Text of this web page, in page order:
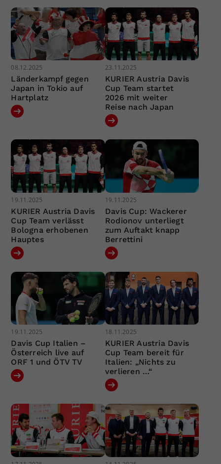
08.12.2025
Länderkampf gegen
Japan in Tokio auf
Hartplatz
23.11.2025
KURIER Austria Davis
Cup Team startet
2026 mit weiter
Reise nach Japan
19.11.2025
KURIER Austria Davis
Cup Team verlässt
Bologna erhobenen
Hauptes
19.11.2025
Davis Cup: Wackerer
Rodionov unterliegt
zum Auftakt knapp
Berrettini
19.11.2025
Davis Cup Italien –
Österreich live auf
ORF 1 und ÖTV TV
18.11.2025
KURIER Austria Davis
Cup Team bereit für
Italien: „Nichts zu
verlieren …“